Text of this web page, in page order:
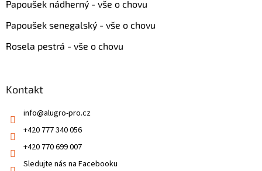
Papoušek nádherný - vše o chovu
Papoušek senegalský - vše o chovu
Rosela pestrá - vše o chovu
Kontakt
info@alugro-pro.cz
+420 777 340 056
+420 770 699 007
Sledujte nás na Facebooku